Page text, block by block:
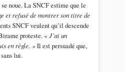
noue. La SNCF estime que le
et refusé de montrer son titre de
SNCF veulent qu’il descende
proteste. « J’ai un
en règle. » Il est persuadé que,
lui.